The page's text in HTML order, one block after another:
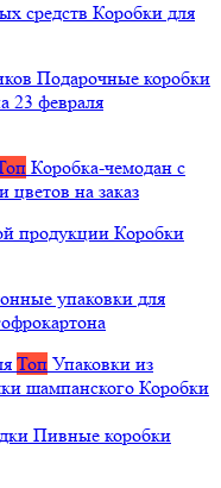
средств Коробки для
Подарочные коробки
23 февраля
Коробка-чемодан с
цветов на заказ
продукции Коробки
упаковки для
Топ Упаковки из
шампанского Коробки
Пивные коробки